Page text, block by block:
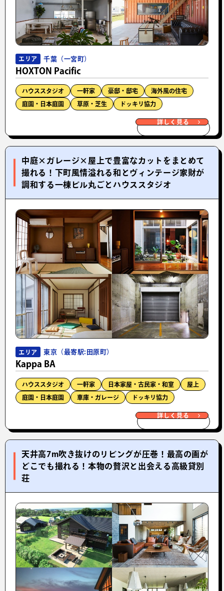
エリア 千葉（一宮町）
HOXTON Pacific
ハウススタジオ 一軒家 豪邸・邸宅 海外風の住宅
庭園・日本庭園 草原・芝生 ドッキリ協力
詳しく見る
中庭×ガレージ×屋上で豊富なカットをまとめて
撮れる！下町風情溢れる和とヴィンテージ家財が
調和する一棟ビル丸ごとハウススタジオ
エリア 東京（最寄駅:田原町）
Kappa BA
ハウススタジオ 一軒家 日本家屋・古民家・和室 屋上
庭園・日本庭園 車庫・ガレージ ドッキリ協力
詳しく見る
天井高7m吹き抜けのリビングが圧巻！最高の画が
どこでも撮れる！本物の贅沢と出会える高級貸別
荘